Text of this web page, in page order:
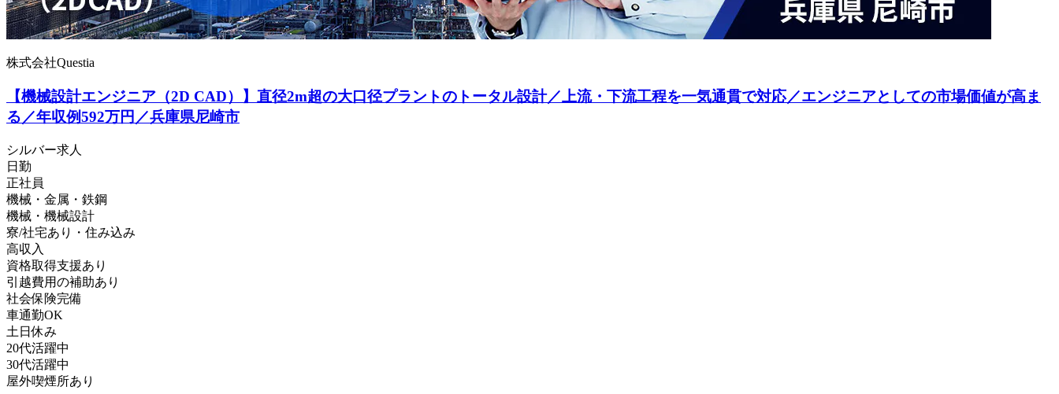
株式会社Questia
【機械設計エンジニア（2D CAD）】直径2m超の大口径プラントのトータル設計／上流・下流工程を一気通貫で対応／エンジニアとしての市場価値が高ま
る／年収例592万円／兵庫県尼崎市
シルバー求人
日勤
正社員
機械・金属・鉄鋼
機械・機械設計
寮/社宅あり・住み込み
高収入
資格取得支援あり
引越費用の補助あり
社会保険完備
車通勤OK
土日休み
20代活躍中
30代活躍中
屋外喫煙所あり